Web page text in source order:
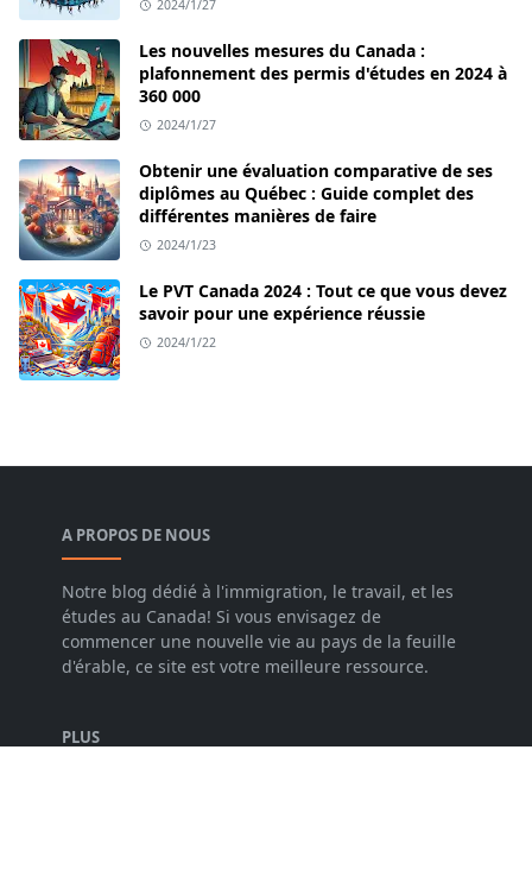
2024/1/27
Les nouvelles mesures du Canada :
plafonnement des permis d'études en 2024 à
360 000
2024/1/27
Obtenir une évaluation comparative de ses
diplômes au Québec : Guide complet des
différentes manières de faire
2024/1/23
Le PVT Canada 2024 : Tout ce que vous devez
savoir pour une expérience réussie
2024/1/22
A PROPOS DE NOUS
Notre blog dédié à l'immigration, le travail, et les
études au Canada! Si vous envisagez de
commencer une nouvelle vie au pays de la feuille
d'érable, ce site est votre meilleure ressource.
PLUS